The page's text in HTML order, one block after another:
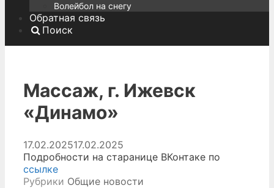
Волейбол на снегу
Обратная связь
Поиск
Массаж, г. Ижевск
«Динамо»
17.02.202517.02.2025
Подробности на старанице ВКонтаке по
ссылке
Рубрики Общие новости